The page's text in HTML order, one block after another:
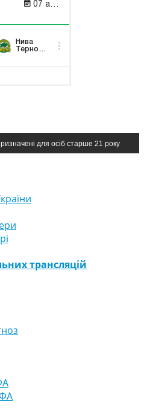
для осіб старше 21 року
трансляцій